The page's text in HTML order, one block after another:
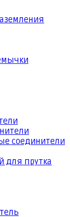
соединители
для прутка